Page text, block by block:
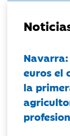
euros el
la